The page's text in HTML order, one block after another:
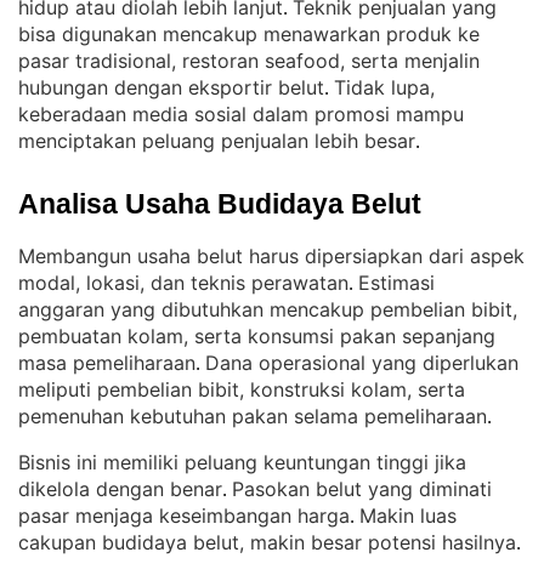
hidup atau diolah lebih lanjut. Teknik penjualan yang
bisa digunakan mencakup menawarkan produk ke
pasar tradisional, restoran seafood, serta menjalin
hubungan dengan eksportir belut. Tidak lupa,
keberadaan media sosial dalam promosi mampu
menciptakan peluang penjualan lebih besar.
Analisa Usaha Budidaya Belut
Membangun usaha belut harus dipersiapkan dari aspek
modal, lokasi, dan teknis perawatan. Estimasi
anggaran yang dibutuhkan mencakup pembelian bibit,
pembuatan kolam, serta konsumsi pakan sepanjang
masa pemeliharaan. Dana operasional yang diperlukan
meliputi pembelian bibit, konstruksi kolam, serta
pemenuhan kebutuhan pakan selama pemeliharaan.
Bisnis ini memiliki peluang keuntungan tinggi jika
dikelola dengan benar. Pasokan belut yang diminati
pasar menjaga keseimbangan harga. Makin luas
cakupan budidaya belut, makin besar potensi hasilnya.